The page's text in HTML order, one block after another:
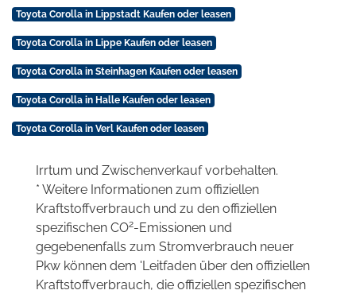
Toyota Corolla in Lippstadt Kaufen oder leasen
Toyota Corolla in Lippe Kaufen oder leasen
Toyota Corolla in Steinhagen Kaufen oder leasen
Toyota Corolla in Halle Kaufen oder leasen
Toyota Corolla in Verl Kaufen oder leasen
Irrtum und Zwischenverkauf vorbehalten.
* Weitere Informationen zum offiziellen
Kraftstoffverbrauch und zu den offiziellen
spezifischen CO2-Emissionen und
gegebenenfalls zum Stromverbrauch neuer
Pkw können dem 'Leitfaden über den offiziellen
Kraftstoffverbrauch, die offiziellen spezifischen